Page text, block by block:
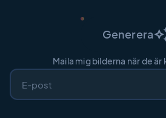
Generera
Maila mig bilderna när de